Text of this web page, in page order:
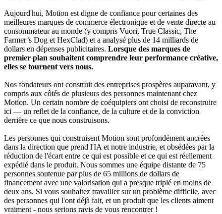
Aujourd'hui, Motion est digne de confiance pour certaines des
meilleures marques de commerce électronique et de vente directe au
consommateur au monde (y compris Vuori, True Classic, The
Farmer’s Dog et HexClad) et a analysé plus de 14 milliards de
dollars en dépenses publicitaires. Lorsque des marques de
premier plan souhaitent comprendre leur performance créative,
elles se tournent vers nous.
Nos fondateurs ont construit des entreprises prospères auparavant, y
compris aux côtés de plusieurs des personnes maintenant chez
Motion. Un certain nombre de coéquipiers ont choisi de reconstruire
ici — un reflet de la confiance, de la culture et de la conviction
derrière ce que nous construisons.
Les personnes qui construisent Motion sont profondément ancrées
dans la direction que prend l'IA et notre industrie, et obsédées par la
réduction de l'écart entre ce qui est possible et ce qui est réellement
expédié dans le produit. Nous sommes une équipe distante de 75
personnes soutenue par plus de 65 millions de dollars de
financement avec une valorisation qui a presque triplé en moins de
deux ans. Si vous souhaitez travailler sur un problème difficile, avec
des personnes qui l'ont déjà fait, et un produit que les clients aiment
vraiment - nous serions ravis de vous rencontrer !